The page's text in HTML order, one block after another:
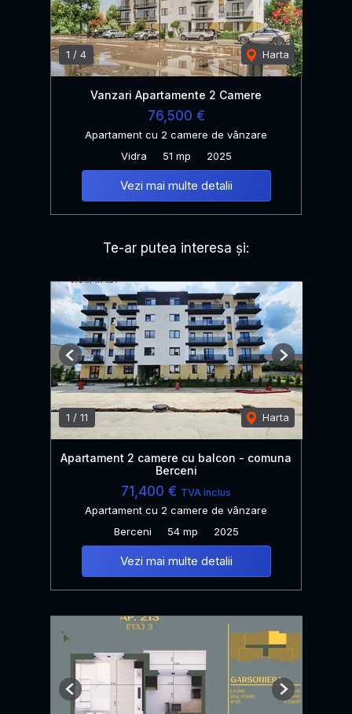
1 / 4 Harta
Vanzari Apartamente 2 Camere
76,500 €
Apartament cu 2 camere de vânzare
Vidra
51 mp 2025
Vezi mai multe detalii
Te-ar putea interesa și:
1 / 11 Harta
Previous Next
Apartament 2 camere cu balcon - comuna
Berceni
71,400 € TVA inclus
Apartament cu 2 camere de vânzare
Berceni
54 mp 2025
Vezi mai multe detalii
Previous Next